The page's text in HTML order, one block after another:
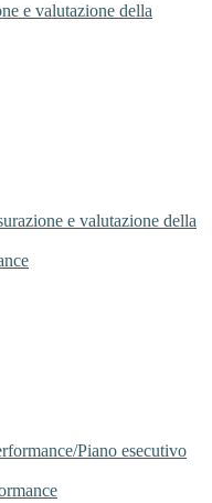
e valutazione della
e valutazione della
Piano esecutivo